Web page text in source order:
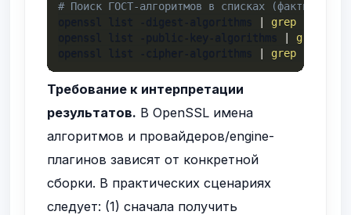
# Поиск ГОСТ-алгоритмов в списках
grep
grep
grep
Требование к интерпретации
результатов. В OpenSSL имена
алгоритмов и провайдеров/engine-
плагинов зависят от конкретной
сборки. В практических сценариях
следует: (1) сначала получить